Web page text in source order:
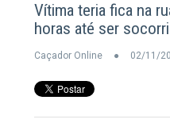
Vítima teria fica na
horas até ser
Caçador Online 02/11/